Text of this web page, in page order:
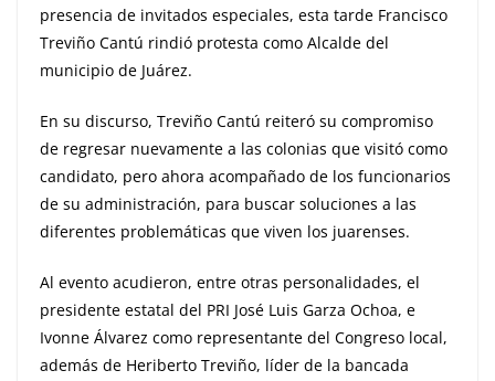
presencia de invitados especiales, esta tarde Francisco
Treviño Cantú rindió protesta como Alcalde del
municipio de Juárez.
En su discurso, Treviño Cantú reiteró su compromiso
de regresar nuevamente a las colonias que visitó como
candidato, pero ahora acompañado de los funcionarios
de su administración, para buscar soluciones a las
diferentes problemáticas que viven los juarenses.
Al evento acudieron, entre otras personalidades, el
presidente estatal del PRI José Luis Garza Ochoa, e
Ivonne Álvarez como representante del Congreso local,
además de Heriberto Treviño, líder de la bancada